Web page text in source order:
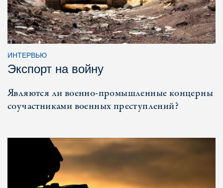
ИНТЕРВЬЮ
Экспорт на войну
Являются ли военно-промышленные концерны
соучастниками военных преступлений?